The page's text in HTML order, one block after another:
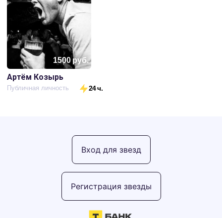
1500руб.
Артём Козырь
Публичная личность 24 ч.
Регистрация звезды
Вход для звезд